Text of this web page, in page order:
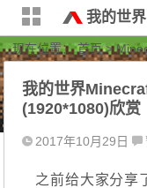
我的世
现在位置：首页>
我的世界
(1920*1080)欣赏
2017年10月29日
之前给大家分享